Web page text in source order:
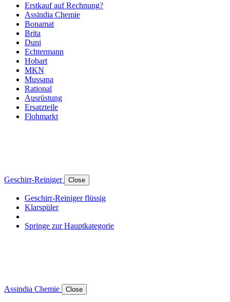
Erstkauf auf Rechnung?
Assindia Chemie
Bonamat
Brita
Duni
Echtermann
Hobart
MKN
Mussana
Rational
Ausrüstung
Ersatzteile
Flohmarkt
Geschirr-Reiniger Close
Geschirr-Reiniger flüssig
Klarspüler
Springe zur Hauptkategorie
Assindia Chemie Close